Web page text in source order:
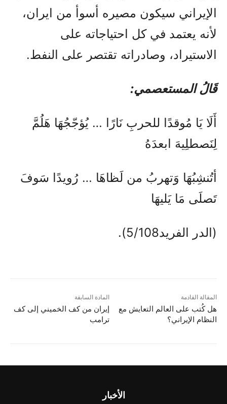
الإيراني سيكون مصيره أسوأ من ايران،
لأنه يعتمد في كل احتياجاته على
الاستيراد، وصادراته تقتصر على النفط.
قَالُ المستعصمي:
أَلَا يَا مُوقدًا للحربِ نَارًا … يُؤجّجُهَا هَلُمَّ
لِنَصطلِيهَ ابعدَهُ
أتُنشِبُهَا وَتهربُ من لَظاهَا … رُويدًا سَوفَ
تَصلَى مَا يَليهَا
(الدر الفريد5/108).
المادة السابقة
إيران من كف الخميني إلى كف
ترامب
المقالة القادمة
هل كُتب على العالم التعايش مع
النظام الإيراني؟
الأخبار